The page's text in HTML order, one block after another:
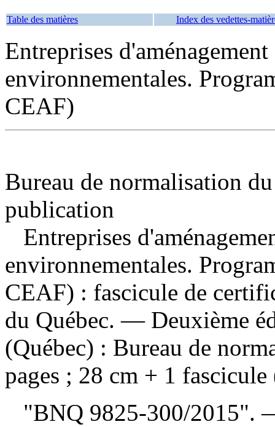
Table des matières Index des vedettes-
Entreprises
environnementales.
CEAF)
Bureau de normalisation
publication
Entreprises
environnementales.
CEAF) : fascicule de
du Québec. — Deuxième
(Québec) : Bureau de
pages ; 28 cm + 1 fascicule
"BNQ 9825-300/2015".